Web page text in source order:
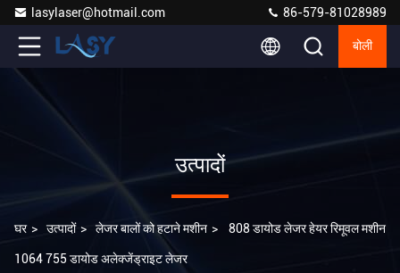
lasylaser@hotmail.com 86-579-81028989
बोली
उत्पादों
घर > उत्पादों > लेजर बालों को हटाने मशीन > 808 डायोड लेजर हेयर रिमूवल मशीन
1064 755 डायोड अलेक्जेंड्राइट लेजर